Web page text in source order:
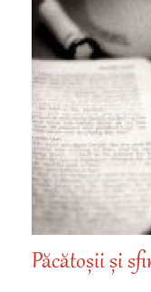
Păcătoșii și